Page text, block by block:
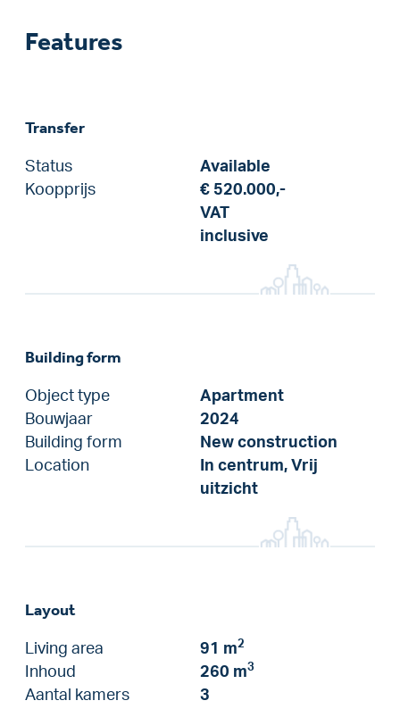
Features
Transfer
Status
Available
Koopprijs
€ 520.000,-
VAT
inclusive
Building form
Object type
Apartment
Bouwjaar
2024
Building form
New construction
Location
In centrum, Vrij
uitzicht
Layout
Living area 91 m2
Inhoud 260 m3
Aantal kamers
3